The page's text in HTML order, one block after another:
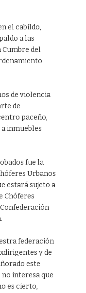
el cabildo,
a las
del
de violencia
de
paceño,
inmuebles
fue la
Urbanos
estará sujeto a
Chóferes
federación
y de
este
no interesa que
es cierto,